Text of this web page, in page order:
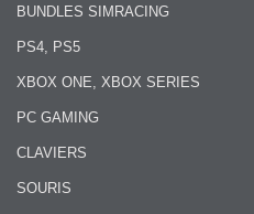
BUNDLES SIMRACING
PS4, PS5
XBOX ONE, XBOX SERIES
PC GAMING
CLAVIERS
SOURIS